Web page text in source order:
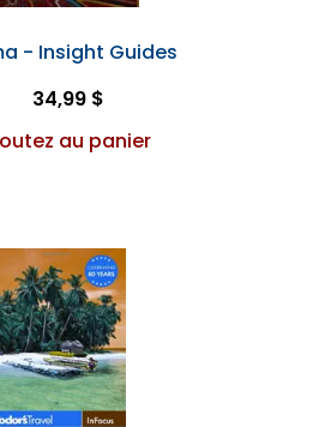
- Insight Guides
34,99 $
au panier